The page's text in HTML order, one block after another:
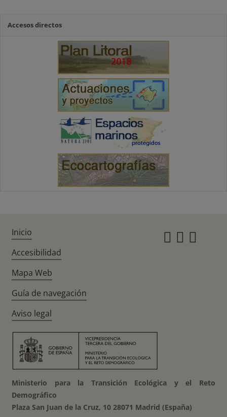
Accesos directos
Inicio
Accesibilidad
Mapa Web
Guía de navegación
Aviso legal
Ministerio para la Transición Ecológica y el Reto
Demográfico
Plaza San Juan de la Cruz, 10 28071 Madrid (España)